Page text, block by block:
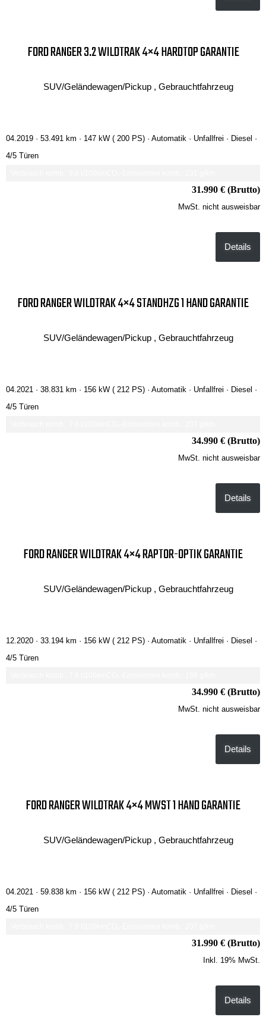
FORD RANGER 3.2 WILDTRAK 4×4 HARDTOP GARANTIE
SUV/Geländewagen/Pickup , Gebrauchtfahrzeug
04.2019 · 53.491 km · 147 kW ( 200 PS) · Automatik · Unfallfrei · Diesel ·
4/5 Türen
31.990 € (Brutto)
MwSt. nicht ausweisbar
Details
FORD RANGER WILDTRAK 4×4 STANDHZG 1 HAND GARANTIE
SUV/Geländewagen/Pickup , Gebrauchtfahrzeug
04.2021 · 38.831 km · 156 kW ( 212 PS) · Automatik · Unfallfrei · Diesel ·
4/5 Türen
34.990 € (Brutto)
MwSt. nicht ausweisbar
Details
FORD RANGER WILDTRAK 4×4 RAPTOR-OPTIK GARANTIE
SUV/Geländewagen/Pickup , Gebrauchtfahrzeug
12.2020 · 33.194 km · 156 kW ( 212 PS) · Automatik · Unfallfrei · Diesel ·
4/5 Türen
34.990 € (Brutto)
MwSt. nicht ausweisbar
Details
FORD RANGER WILDTRAK 4×4 MWST 1 HAND GARANTIE
SUV/Geländewagen/Pickup , Gebrauchtfahrzeug
04.2021 · 59.838 km · 156 kW ( 212 PS) · Automatik · Unfallfrei · Diesel ·
4/5 Türen
31.990 € (Brutto)
Inkl. 19% MwSt.
Details